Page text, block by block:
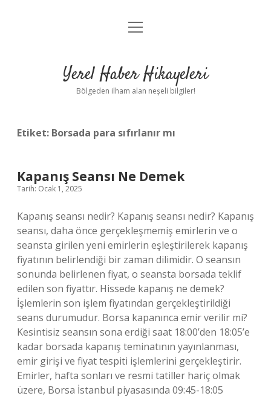
Anasayfa
Yasal Uyarı
menüyü
Yerel Haber Hikayeleri
Bölgeden ilham alan neşeli bilgiler!
Etiket: Borsada para sıfırlanır mı
Kapanış Seansı Ne Demek
Tarih: Ocak 1, 2025
Kapanış seansı nedir? Kapanış seansı nedir? Kapanış
seansı, daha önce gerçekleşmemiş emirlerin ve o
seansta girilen yeni emirlerin eşleştirilerek kapanış
fiyatının belirlendiği bir zaman dilimidir. O seansın
sonunda belirlenen fiyat, o seansta borsada teklif
edilen son fiyattır. Hissede kapanış ne demek?
İşlemlerin son işlem fiyatından gerçekleştirildiği
seans durumudur. Borsa kapanınca emir verilir mi?
Kesintisiz seansın sona erdiği saat 18:00’den 18:05’e
kadar borsada kapanış teminatının yayınlanması,
emir girişi ve fiyat tespiti işlemlerini gerçekleştirir.
Emirler, hafta sonları ve resmi tatiller hariç olmak
üzere, Borsa İstanbul piyasasında 09:45-18:05